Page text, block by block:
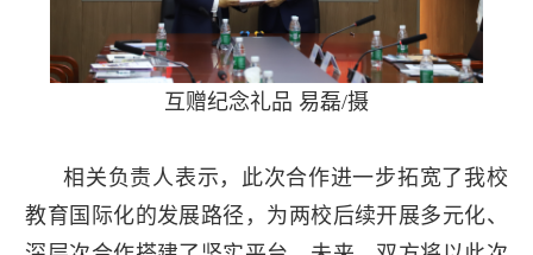
互赠纪念礼品 易磊/摄
相关负责人表示，此次合作进一步拓宽了我校
教育国际化的发展路径，为两校后续开展多元化、